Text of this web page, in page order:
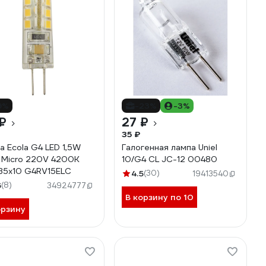
Ecola G4 LED 1,5W
Micro 220V 4200K
G4RV15ELC
(8) 34924777
-3%
27 ₽
35 ₽
Галогенная лампа Uniel
10/G4 CL JC-12 00480
4.5(30) 19413540
В корзину по 10